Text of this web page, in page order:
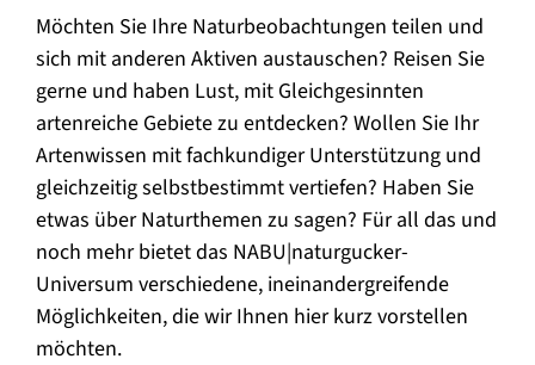
Möchten Sie Ihre Naturbeobachtungen teilen und
sich mit anderen Aktiven austauschen? Reisen Sie
gerne und haben Lust, mit Gleichgesinnten
artenreiche Gebiete zu entdecken? Wollen Sie Ihr
Artenwissen mit fachkundiger Unterstützung und
gleichzeitig selbstbestimmt vertiefen? Haben Sie
etwas über Naturthemen zu sagen? Für all das und
noch mehr bietet das NABU|naturgucker-
Universum verschiedene, ineinandergreifende
Möglichkeiten, die wir Ihnen hier kurz vorstellen
möchten.